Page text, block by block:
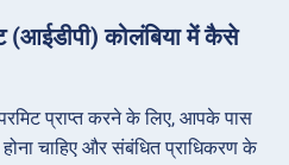
(आईडीपी) कोलंबिया में कैसे
परमिट प्राप्त करने के लिए, आपके पास
चाहिए और संबंधित प्राधिकरण के